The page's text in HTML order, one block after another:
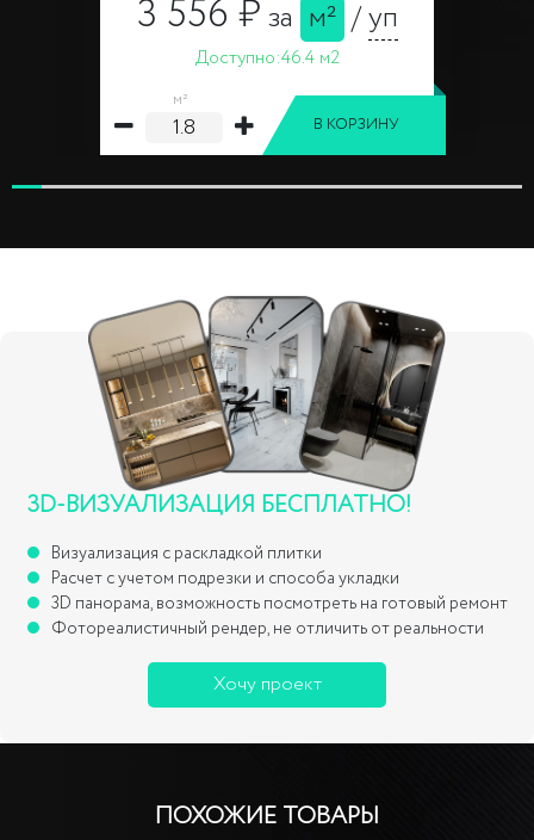
3 556 ₽за м² /уп
Доступно:46.4 м2
м²
В КОРЗИНУ
3D-ВИЗУАЛИЗАЦИЯ БЕСПЛАТНО!
Визуализация с раскладкой плитки
Расчет с учетом подрезки и способа укладки
3D панорама, возможность посмотреть на готовый ремонт
Фотореалистичный рендер, не отличить от реальности
Хочу проект
ПОХОЖИЕ ТОВАРЫ